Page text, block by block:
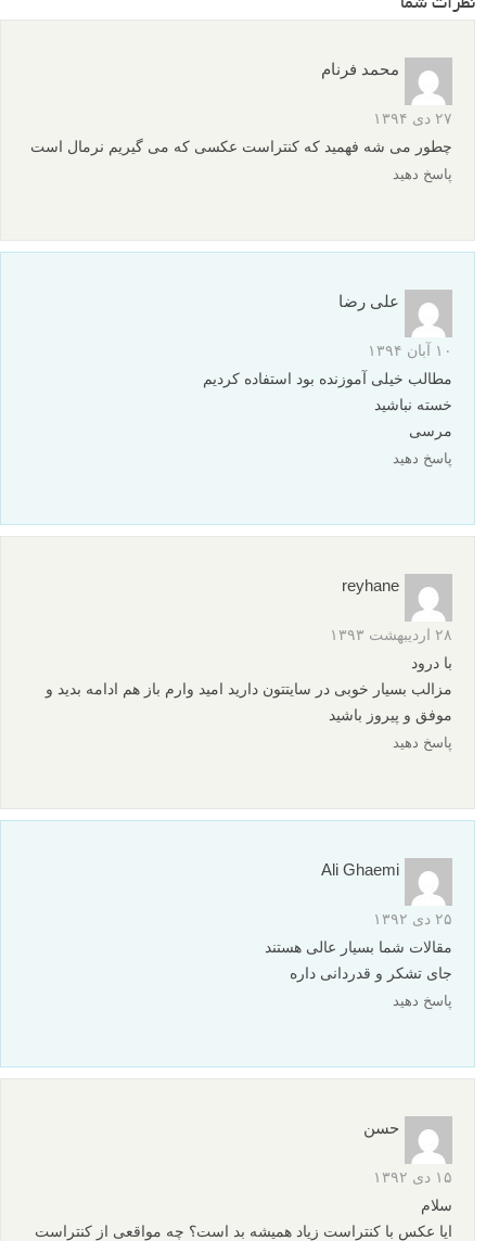
نظرات شما
محمد فرنام
۲۷ دی ۱۳۹۴
چطور می شه فهمید که کنتراست عکسی که می گیریم نرمال است
پاسخ دهید
علی رضا
۱۰ آبان ۱۳۹۴
مطالب خیلی آموزنده بود استفاده کردیم
خسته نباشید
مرسی
پاسخ دهید
reyhane
۲۸ اردیبهشت ۱۳۹۳
با درود
مزالب بسیار خوبی در سایتتون دارید امید وارم باز هم ادامه بدید و
موفق و پیروز باشید
پاسخ دهید
Ali Ghaemi
۲۵ دی ۱۳۹۲
مقالات شما بسیار عالی هستند
جای تشکر و قدردانی داره
پاسخ دهید
حسن
۱۵ دی ۱۳۹۲
سلام
ایا عکس با کنتراست زیاد همیشه بد است؟ چه مواقعی از کنتراست